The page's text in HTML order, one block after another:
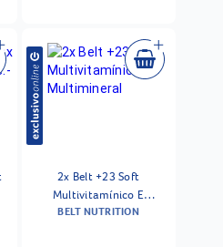
2x Belt +23 Soft
Multivitamínico E
Multimineral
BELT NUTRITION